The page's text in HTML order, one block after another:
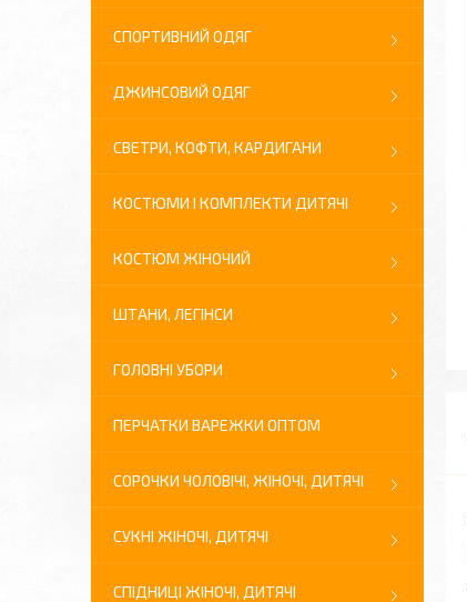
СПОРТИВНИЙ ОДЯГ
ДЖИНСОВИЙ ОДЯГ
СВЕТРИ, КОФТИ, КАРДИГАНИ
КОСТЮМИ І КОМПЛЕКТИ ДИТЯЧІ
КОСТЮМ ЖІНОЧИЙ
ШТАНИ, ЛЕГІНСИ
ГОЛОВНІ УБОРИ
ПЕРЧАТКИ ВАРЕЖКИ ОПТОМ
СОРОЧКИ ЧОЛОВІЧІ, ЖІНОЧІ, ДИТЯЧІ
СУКНІ ЖІНОЧІ, ДИТЯЧІ
СПІДНИЦІ ЖІНОЧІ, ДИТЯЧІ